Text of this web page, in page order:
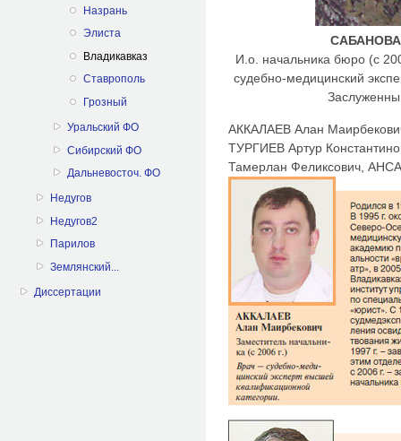
Назрань
Элиста
Владикавказ
Ставрополь
Грозный
Уральский ФО
Сибирский ФО
Дальневосточ. ФО
Недугов
Недугов2
Парилов
Землянский...
Диссертации
САБАНОВА
И.о. начальника бюро (с
судебно-медицинский
АККАЛАЕВ Алан
ТУРГИЕВ Артур
Тамерлан Феликсович,